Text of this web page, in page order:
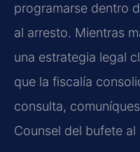
programarse dentro
al arresto. Mientras
una estrategia legal
que la fiscalía
consulta,
Counsel del bufete